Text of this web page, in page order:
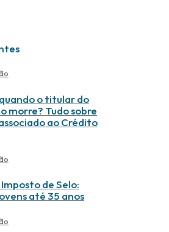
o titular do
morre? Tudo sobre
ao Crédito
de Selo:
até 35 anos